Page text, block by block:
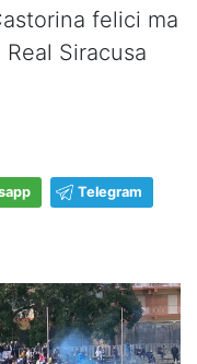
felici ma
Siracusa
Telegram